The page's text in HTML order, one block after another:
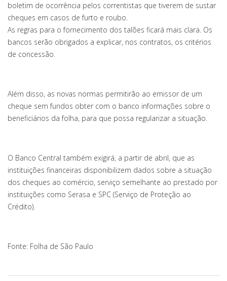
boletim de ocorrência pelos correntistas que tiverem de sustar
cheques em casos de furto e roubo.
As regras para o fornecimento dos talões ficará mais clara. Os
bancos serão obrigados a explicar, nos contratos, os critérios
de concessão.
Além disso, as novas normas permitirão ao emissor de um
cheque sem fundos obter com o banco informações sobre o
beneficiários da folha, para que possa regularizar a situação.
O Banco Central também exigirá, a partir de abril, que as
instituições financeiras disponibilizem dados sobre a situação
dos cheques ao comércio, serviço semelhante ao prestado por
instituições como Serasa e SPC (Serviço de Proteção ao
Crédito).
Fonte: Folha de São Paulo